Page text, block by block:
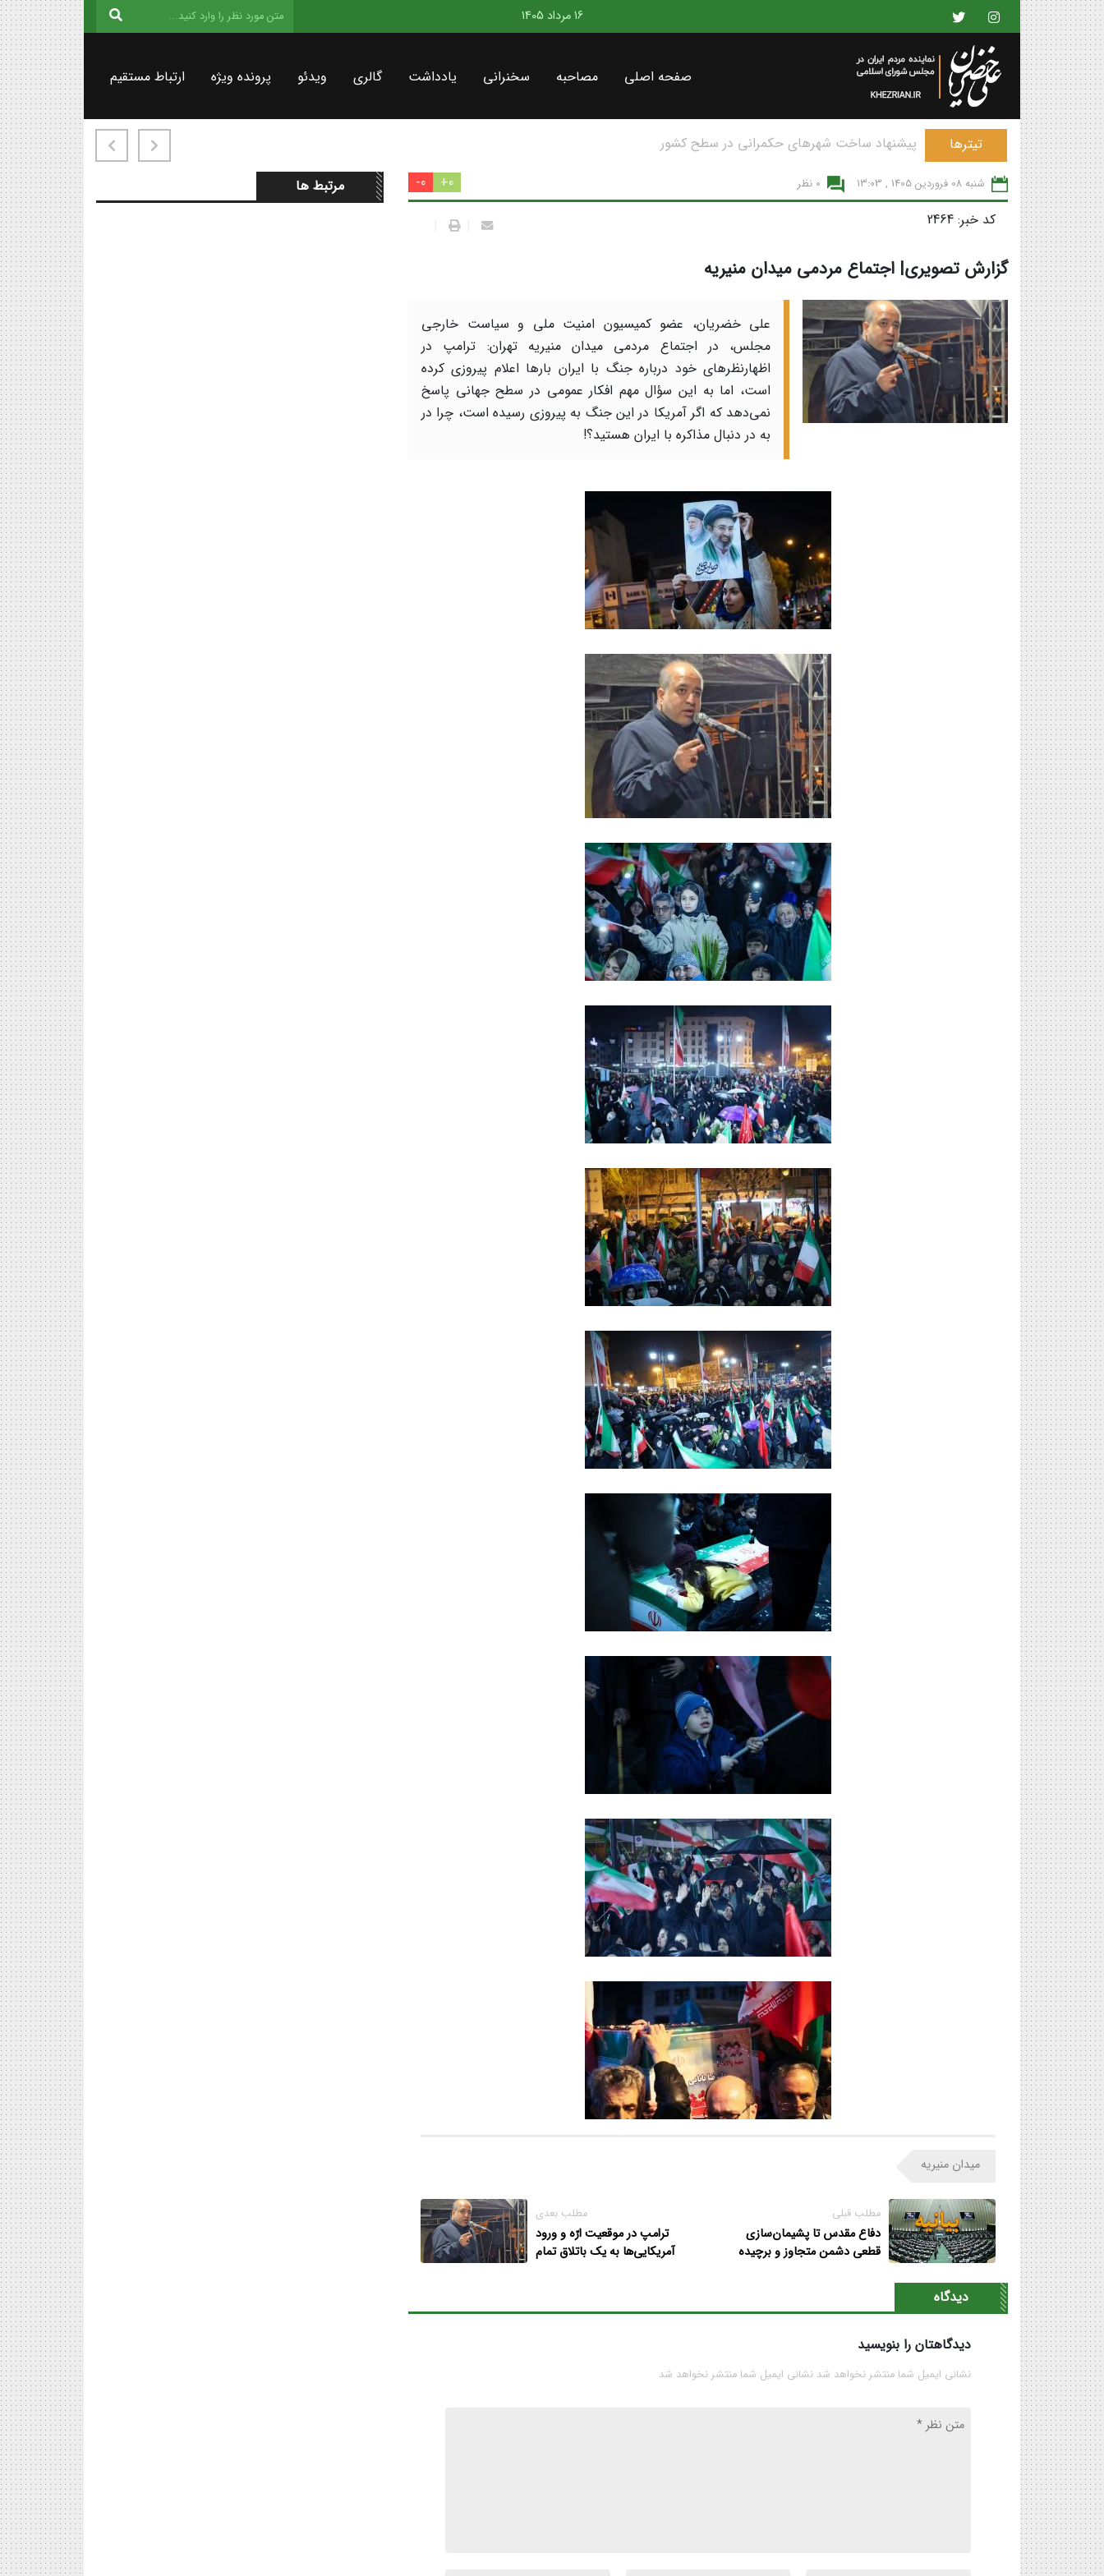
16 مرداد 1405
صفحه اصلی مصاحبه سخنرانی یادداشت گالری ویدئو پرونده ویژه ارتباط مستقیم
تیترها پیشنهاد ساخت شهرهای حکمرانی در سطح کشور
شنبه 08 فروردين 1405 , 13:03 0 نظر 0+
0-
کد خبر: 2464
گزارش تصویری| اجتماع مردمی میدان منیریه
علی خضریان، عضو کمیسیون امنیت ملی و سیاست خارجی
مجلس، در اجتماع مردمی میدان منیریه تهران: ترامپ در
اظهارنظرهای خود درباره جنگ با ایران بارها اعلام پیروزی کرده
است، اما به این سؤال مهم افکار عمومی در سطح جهانی پاسخ
نمی‌دهد که اگر آمریکا در این جنگ به پیروزی رسیده است، چرا در
به در دنبال مذاکره با ایران هستید؟!
میدان منیریه
مطلب قبلی
دفاع مقدس تا پشیمان‌سازی
قطعی دشمن متجاوز و برچیده
مطلب بعدی
ترامپ در موقعیت ارّه و ورود
آمریکایی‌ها به یک باتلاق تمام
دیدگاه
دیدگاهتان را بنویسید
نشانی ایمیل شما منتشر نخواهد شد نشانی ایمیل شما منتشر نخواهد شد
مرتبط ها